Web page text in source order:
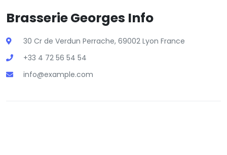
Brasserie Georges Info
30 Cr de Verdun Perrache, 69002 Lyon France
+33 4 72 56 54 54
info@example.com